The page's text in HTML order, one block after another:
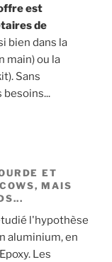
est
de
bien dans la
main) ou la
Sans
besoins...
ET
MAIS
l'hypothèse
aluminium, en
Les